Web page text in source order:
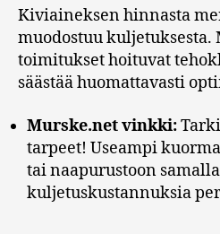
Kiviaineksen hinnasta
muodostuu
toimitukset hoituvat
säästää huomattavasti
Murske.net vinkki:
tarpeet! Useampi
tai naapurustoon
kuljetuskustannuksia